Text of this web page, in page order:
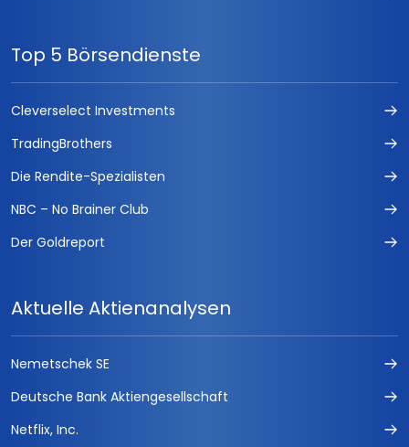
Top 5 Börsendienste
Cleverselect Investments
TradingBrothers
Die Rendite-Spezialisten
NBC – No Brainer Club
Der Goldreport
Aktuelle Aktienanalysen
Nemetschek SE
Deutsche Bank Aktiengesellschaft
Netflix, Inc.